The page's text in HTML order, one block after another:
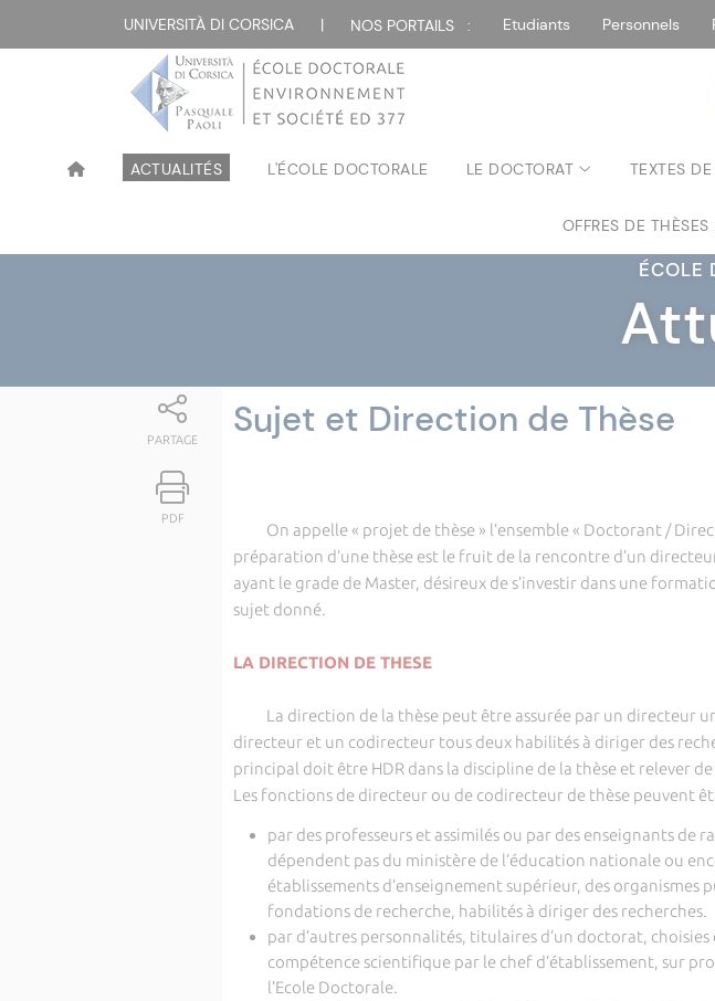
UNIVERSITÀ DI CORSICA | NOS PORTAILS : Etudiants Personnels
ACTUALITÉS L'ÉCOLE DOCTORALE LE DOCTORAT TEXTES
OFFRES DE
ÉCOLE
PARTAGE
PDF
Sujet et Direction de Thèse
On appelle « projet de thèse » l’ensemble « Doctorant /
préparation d’une thèse est le fruit de la rencontre d’un
ayant le grade de Master, désireux de s’investir dans une
sujet donné.
LA DIRECTION DE THESE
La direction de la thèse peut être assurée par un directeur
directeur et un codirecteur tous deux habilités à diriger des
principal doit être HDR dans la discipline de la thèse et relever de
Les fonctions de directeur ou de codirecteur de thèse peuvent
par des professeurs et assimilés ou par des enseignants de
dépendent pas du ministère de l’éducation nationale ou
établissements d’enseignement supérieur, des organismes
fondations de recherche, habilités à diriger des recherches.
par d’autres personnalités, titulaires d’un doctorat, choisies
compétence scientifique par le chef d’établissement, sur
l’Ecole Doctorale.